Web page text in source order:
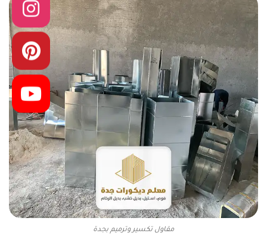
مقاول تكسير وترميم بجدة